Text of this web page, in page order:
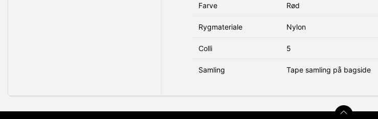
Farve Rød
Rygmateriale Nylon
Colli 5
Samling Tape samling på bagside